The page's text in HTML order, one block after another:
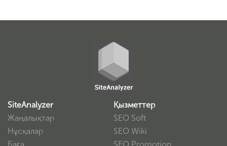
SiteAnalyzer
Жаңалықтар
Нұсқалар
Қызметтер
SEO Soft
SEO Wiki